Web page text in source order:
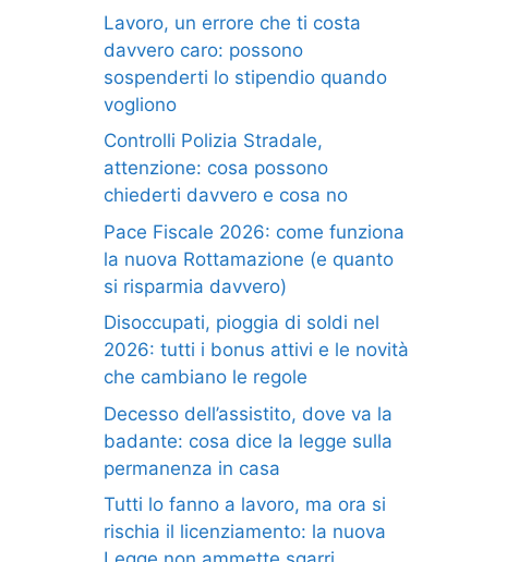
Lavoro, un errore che ti costa
davvero caro: possono
sospenderti lo stipendio quando
vogliono
Controlli Polizia Stradale,
attenzione: cosa possono
chiederti davvero e cosa no
Pace Fiscale 2026: come funziona
la nuova Rottamazione (e quanto
si risparmia davvero)
Disoccupati, pioggia di soldi nel
2026: tutti i bonus attivi e le novità
che cambiano le regole
Decesso dell’assistito, dove va la
badante: cosa dice la legge sulla
permanenza in casa
Tutti lo fanno a lavoro, ma ora si
rischia il licenziamento: la nuova